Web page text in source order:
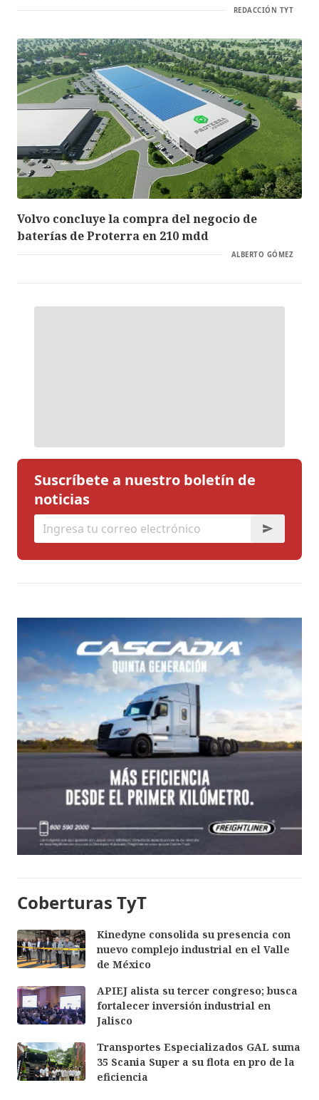
REDACCIÓN TYT
Volvo concluye la compra del negocio de
baterías de Proterra en 210 mdd
ALBERTO GÓMEZ
Suscríbete a nuestro boletín de
noticias
Coberturas TyT
Kinedyne consolida su presencia con
nuevo complejo industrial en el Valle
de México
APIEJ alista su tercer congreso; busca
fortalecer inversión industrial en
Jalisco
Transportes Especializados GAL suma
35 Scania Super a su flota en pro de la
eficiencia